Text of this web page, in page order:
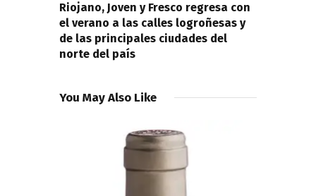
Riojano, Joven y Fresco regresa con
el verano a las calles logroñesas y
de las principales ciudades del
norte del país
You May Also Like